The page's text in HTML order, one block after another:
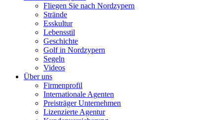
Fliegen Sie nach Nordzypern
Strände
Esskultur
Lebensstil
Geschichte
Golf in Nordzypern
Segeln
Videos
Über uns
Firmenprofil
Internationale Agenten
Preisträger Unternehmen
Lizenzierte Agentur